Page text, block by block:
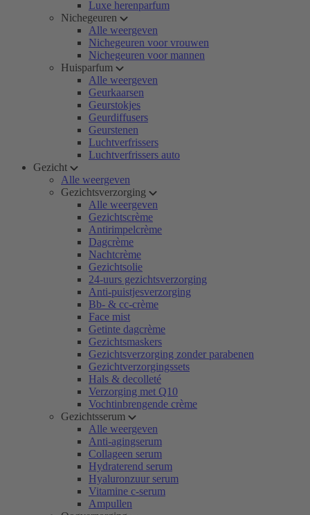
Luxe herenparfum
Nichegeuren
Alle weergeven
Nichegeuren voor vrouwen
Nichegeuren voor mannen
Huisparfum
Alle weergeven
Geurkaarsen
Geurstokjes
Geurdiffusers
Geurstenen
Luchtverfrissers
Luchtverfrissers auto
Gezicht
Alle weergeven
Gezichtsverzorging
Alle weergeven
Gezichtscrème
Antirimpelcrème
Dagcrème
Nachtcrème
Gezichtsolie
24-uurs gezichtsverzorging
Anti-puistjesverzorging
Bb- & cc-crème
Face mist
Getinte dagcrème
Gezichtsmaskers
Gezichtsverzorging zonder parabenen
Gezichtverzorgingssets
Hals & decolleté
Verzorging met Q10
Vochtinbrengende crème
Gezichtsserum
Alle weergeven
Anti-agingserum
Collageen serum
Hydraterend serum
Hyaluronzuur serum
Vitamine c-serum
Ampullen